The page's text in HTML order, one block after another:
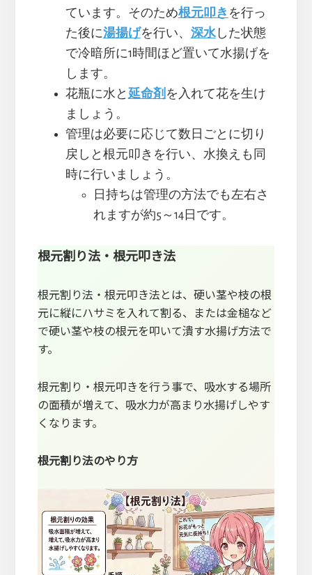
ています。そのため根元叩き を行っ
た後に湯揚げを行い、 深水した状態
で冷暗所に1時間ほど置いて水揚げを
します。
花瓶に水と 延命剤 を入れて花を生け
ましょう。
管理は必要に応じて数日ごとに切り
戻しと根元叩きを行い、水換えも同
時に行いましょう。
日持ちは管理の方法でも左右さ
れますが約5～14日です。
根元割り法・根元叩き法
根元割り法・根元叩き法とは、硬い茎や枝の根
元に縦にハサミを入れて割る、または金槌など
で硬い茎や枝の根元を叩いて潰す水揚げ方法で
す。
根元割り・根元叩きを行う事で、吸水する場所
の面積が増えて、吸水力が高まり水揚げしやす
くなります。
根元割り法のやり方